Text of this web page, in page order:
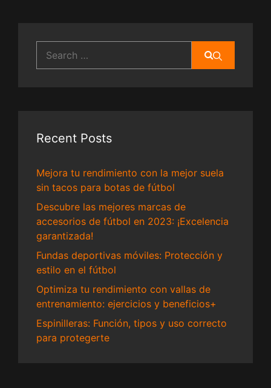
for:
Recent Posts
Mejora tu rendimiento con la mejor suela
sin tacos para botas de fútbol
Descubre las mejores marcas de
accesorios de fútbol en 2023: ¡Excelencia
garantizada!
Fundas deportivas móviles: Protección y
estilo en el fútbol
Optimiza tu rendimiento con vallas de
entrenamiento: ejercicios y beneficios+
Espinilleras: Función, tipos y uso correcto
para protegerte